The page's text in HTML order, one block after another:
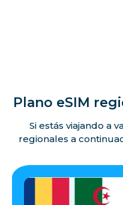
Plano eSIM
Si estás viajando a
regionales a